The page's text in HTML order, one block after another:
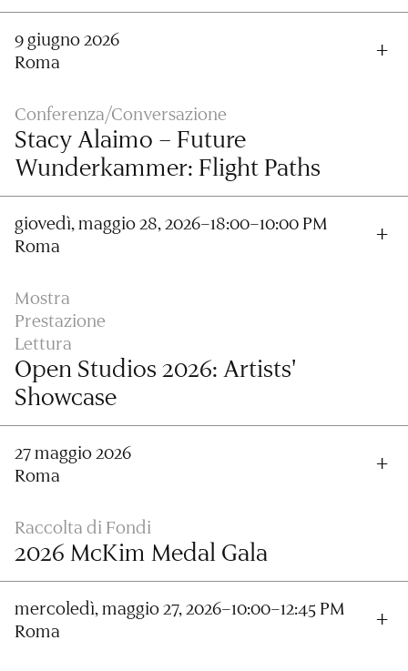
9 giugno 2026
Roma
Conferenza/Conversazione
Stacy Alaimo – Future
Wunderkammer: Flight Paths
giovedì, maggio 28, 2026–18:00–10:00 PM
Roma
Mostra
Prestazione
Lettura
Open Studios 2026: Artists'
Showcase
27 maggio 2026
Roma
Raccolta di Fondi
2026 McKim Medal Gala
mercoledì, maggio 27, 2026–10:00–12:45 PM
Roma